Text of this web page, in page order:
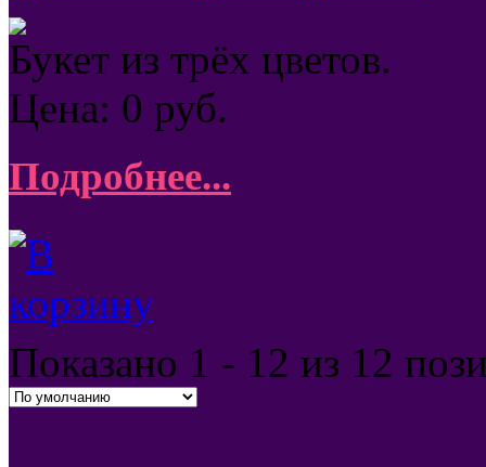
Букет из трёх цветов.
Цена: 0 руб.
Подробнее...
Показано 1 - 12 из 12